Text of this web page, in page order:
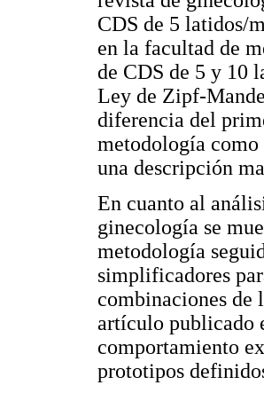
CDS de 5 latidos/
en la facultad de
de CDS de 5 y 10
Ley de Zipf-
diferencia del
metodología como
una descripción
En cuanto al
ginecología se
metodología
simplificadores
combinaciones de
artículo publicado
comportamiento
prototipos